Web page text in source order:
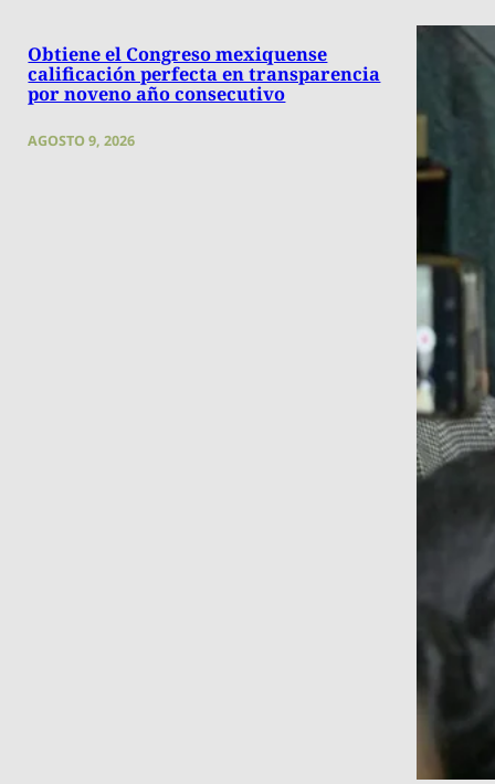
Obtiene el Congreso mexiquense
calificación perfecta en transparencia
por noveno año consecutivo
AGOSTO 9, 2026